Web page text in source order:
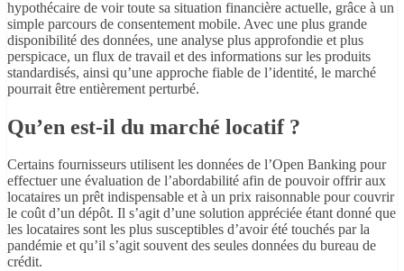
hypothécaire de voir toute sa situation financière actuelle, grâce à un
simple parcours de consentement mobile. Avec une plus grande
disponibilité des données, une analyse plus approfondie et plus
perspicace, un flux de travail et des informations sur les produits
standardisés, ainsi qu’une approche fiable de l’identité, le marché
pourrait être entièrement perturbé.
Qu’en est-il du marché locatif ?
Certains fournisseurs utilisent les données de l’Open Banking pour
effectuer une évaluation de l’abordabilité afin de pouvoir offrir aux
locataires un prêt indispensable et à un prix raisonnable pour couvrir
le coût d’un dépôt. Il s’agit d’une solution appréciée étant donné que
les locataires sont les plus susceptibles d’avoir été touchés par la
pandémie et qu’il s’agit souvent des seules données du bureau de
crédit.